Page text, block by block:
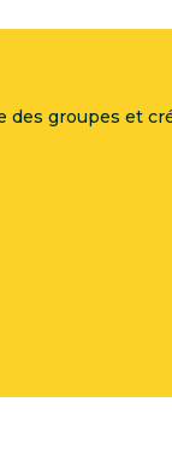
groupes et